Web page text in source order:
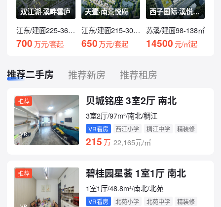
双江湖·溪畔雲庐
江东/建面225-360㎡
700 万元/套起
天壹·南景悦府
江东/建面215-300㎡
650万元/套起
西子国际·溪悦云庭
苏溪/建面98-138㎡
14500 元/㎡起
推荐二手房 推荐新房 推荐租房
推荐 贝城铭座 3室2厅 南北
3室2厅/97m²/南北/稠江
VR看房 西江小学 稠江中学 精装修
215 万 22,165元/㎡
推荐 碧桂园星荟 1室1厅 南北
1室1厅/48.8m²/南北/北苑
VR看房 北苑小学 北苑中学 精装修